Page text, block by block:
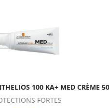
100 KA+ MED CRÈME
FORTES